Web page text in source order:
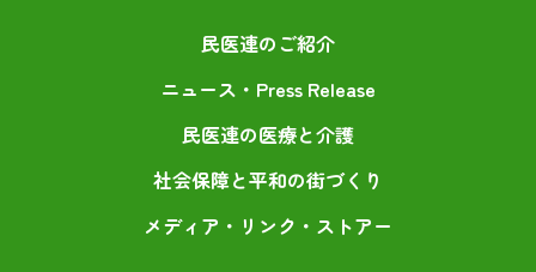
民医連のご紹介
ニュース・Press Release
民医連の医療と介護
社会保障と平和の街づくり
メディア・リンク・ストアー